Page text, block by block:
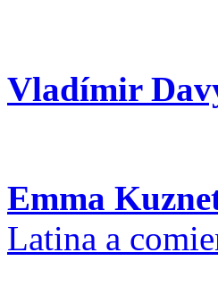
Vladímir
Emma
Latina a